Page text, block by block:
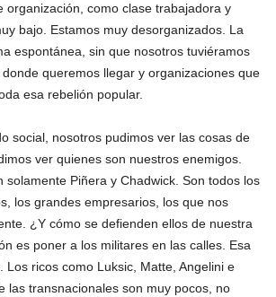
organización, como clase trabajadora y
bajo. Estamos muy desorganizados. La
espontánea, sin que nosotros tuviéramos
queremos llegar y organizaciones que
esa rebelión popular.
social, nosotros pudimos ver las cosas de
ver quienes son nuestros enemigos.
solamente Piñera y Chadwick. Son todos los
los grandes empresarios, los que nos
¿Y cómo se defienden ellos de nuestra
es poner a los militares en las calles. Esa
Los ricos como Luksic, Matte, Angelini e
las transnacionales son muy pocos, no